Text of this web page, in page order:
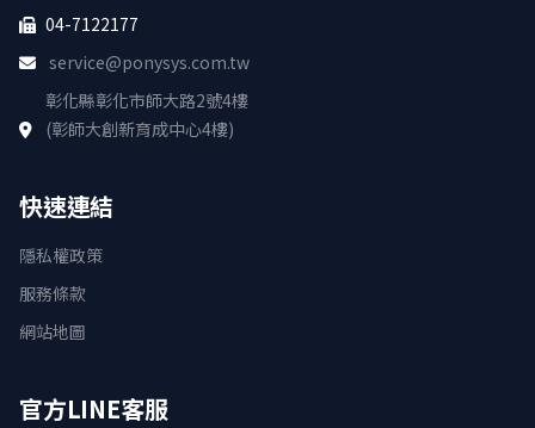
04-7122177
service@ponysys.com.tw
彰化縣彰化市師大路2號4樓
(彰師大創新育成中心4樓)
快速連結
隱私權政策
服務條款
網站地圖
官方LINE客服